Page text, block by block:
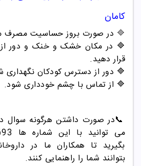
کامان
🔷 در صورت بروز حساسیت مصرف
🔷 در مکان خشک و خنک و دور از
قرار دهید.
🔷 دور از دسترس کودکان نگهداری
🔷 از تماس با چشم خودداری شود.
📞در صورت داشتن هرگونه سوال
می توانید با این شماره ها 02165389693
بگیرید تا همکاران ما در
بتوانند شما را راهنمایی کنند.